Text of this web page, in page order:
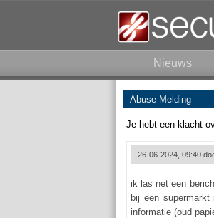
Nieuws
Abuse Melding
Je hebt een klacht
26-06-2024, 09:40
ik las net een
bij een
informatie (oud